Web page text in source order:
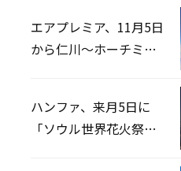
エアプレミア、11月5日
から仁川〜ホーチミン
ハンファ、来月5日に
「ソウル世界花火祭り